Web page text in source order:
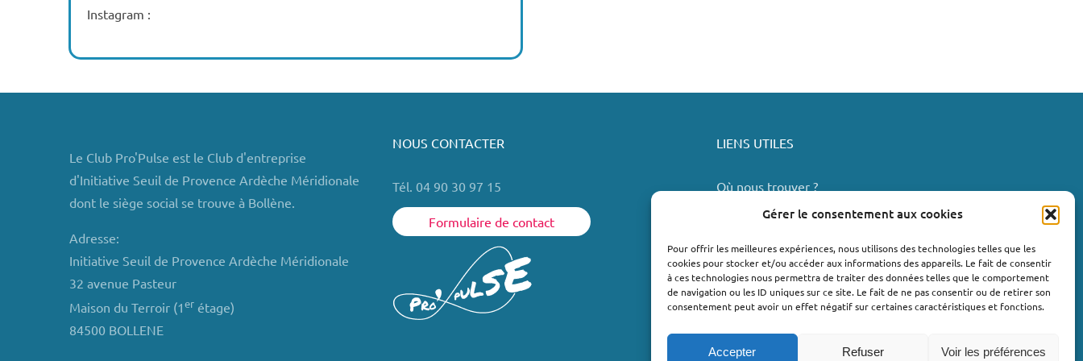
Gérer le consentement aux cookies
Pour offrir les meilleures expériences, nous utilisons des technologies telles que les
cookies pour stocker et/ou accéder aux informations des appareils. Le fait de consentir
à ces technologies nous permettra de traiter des données telles que le comportement
de navigation ou les ID uniques sur ce site. Le fait de ne pas consentir ou de retirer son
consentement peut avoir un effet négatif sur certaines caractéristiques et fonctions.
Accepter Refuser Voir les préférences
Instagram :
Le Club Pro'Pulse est le Club d'entreprise
d'Initiative Seuil de Provence Ardèche Méridionale
dont le siège social se trouve à Bollène.
Adresse:
Initiative Seuil de Provence Ardèche Méridionale
32 avenue Pasteur
Maison du Terroir (1erétage)
84500 BOLLENE
NOUS CONTACTER
Tél. 04 90 30 97 15
Formulaire de contact
LIENS UTILES
Où nous trouver ?
Valréas
Le Teil
Lachapelle-sous-Aubenas